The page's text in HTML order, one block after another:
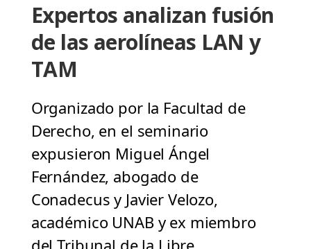
Expertos analizan fusión
de las aerolíneas LAN y
TAM
Organizado por la Facultad de
Derecho, en el seminario
expusieron Miguel Ángel
Fernández, abogado de
Conadecus y Javier Velozo,
académico UNAB y ex miembro